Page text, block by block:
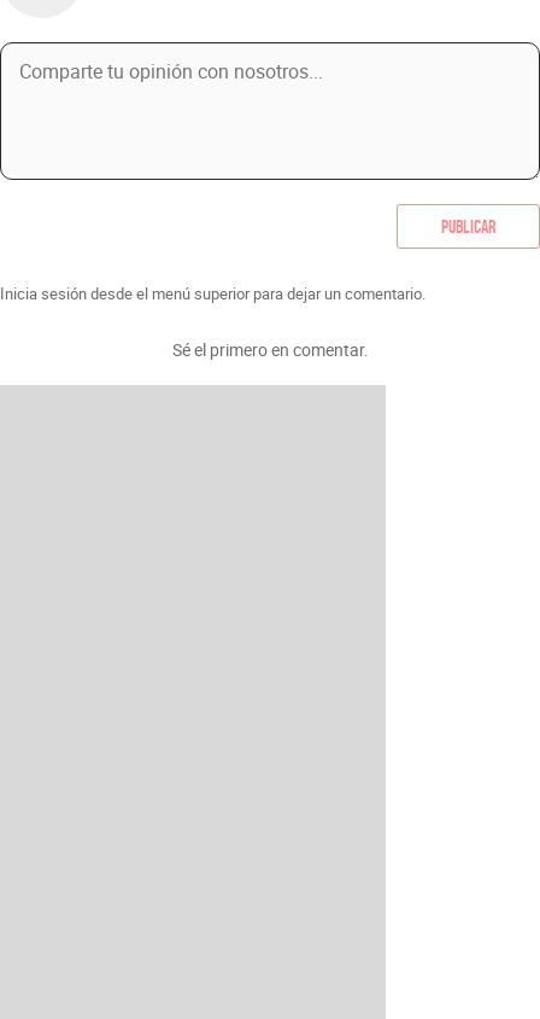
Publicar
Inicia sesión desde el menú superior para dejar un comentario.
Sé el primero en comentar.